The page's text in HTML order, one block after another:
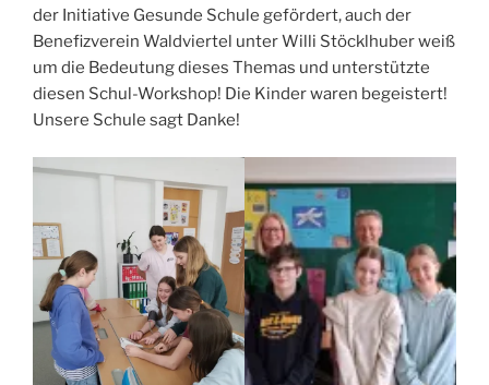
der Initiative Gesunde Schule gefördert, auch der
Benefizverein Waldviertel unter Willi Stöcklhuber weiß
um die Bedeutung dieses Themas und unterstützte
diesen Schul-Workshop! Die Kinder waren begeistert!
Unsere Schule sagt Danke!